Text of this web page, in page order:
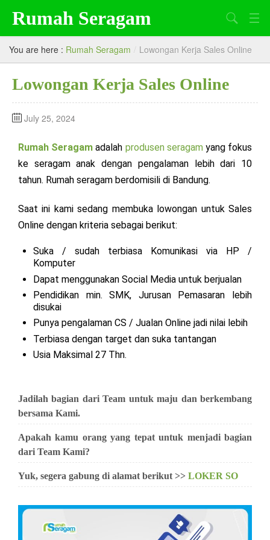
Rumah Seragam
Beranda
Artikel
Lowongan Kerja
Search
You are here : Rumah Seragam / Lowongan Kerja Sales Online
Lowongan Kerja Sales Online
July 25, 2024
Rumah Seragam adalah produsen seragamyang fokus
ke seragam anak dengan pengalaman lebih dari 10
tahun. Rumah seragam berdomisili di Bandung.
Saat ini kami sedang membuka lowongan untuk Sales
Online dengan kriteria sebagai berikut:
Suka / sudah terbiasa Komunikasi via HP /
Komputer
Dapat menggunakan Social Media untuk berjualan
Pendidikan min. SMK, Jurusan Pemasaran lebih
disukai
Punya pengalaman CS / Jualan Online jadi nilai lebih
Terbiasa dengan target dan suka tantangan
Usia Maksimal 27 Thn.
Jadilah bagian dari Team untuk maju dan berkembang
bersama Kami.
Apakah kamu orang yang tepat untuk menjadi bagian
dari Team Kami?
Yuk, segera gabung di alamat berikut >> LOKER SO